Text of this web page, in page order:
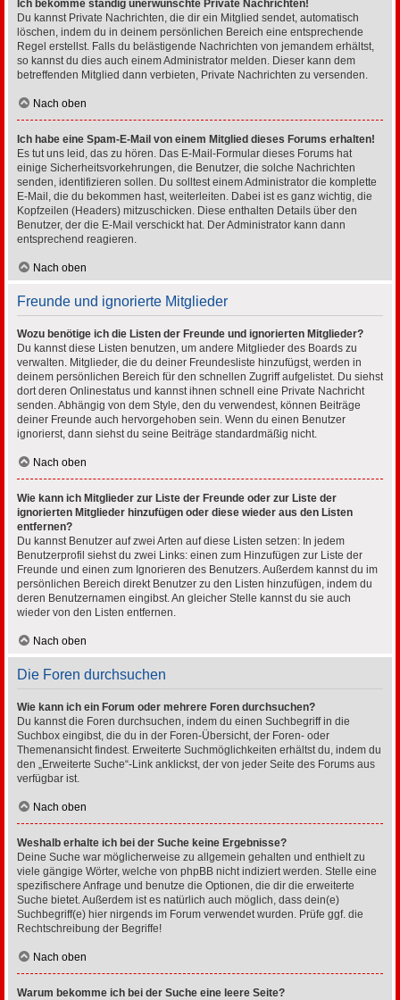
Ich bekomme ständig unerwünschte Private Nachrichten!
Du kannst Private Nachrichten, die dir ein Mitglied sendet, automatisch
löschen, indem du in deinem persönlichen Bereich eine entsprechende
Regel erstellst. Falls du belästigende Nachrichten von jemandem erhältst,
so kannst du dies auch einem Administrator melden. Dieser kann dem
betreffenden Mitglied dann verbieten, Private Nachrichten zu versenden.
Nach oben
Ich habe eine Spam-E-Mail von einem Mitglied dieses Forums erhalten!
Es tut uns leid, das zu hören. Das E-Mail-Formular dieses Forums hat
einige Sicherheitsvorkehrungen, die Benutzer, die solche Nachrichten
senden, identifizieren sollen. Du solltest einem Administrator die komplette
E-Mail, die du bekommen hast, weiterleiten. Dabei ist es ganz wichtig, die
Kopfzeilen (Headers) mitzuschicken. Diese enthalten Details über den
Benutzer, der die E-Mail verschickt hat. Der Administrator kann dann
entsprechend reagieren.
Nach oben
Freunde und ignorierte Mitglieder
Wozu benötige ich die Listen der Freunde und ignorierten Mitglieder?
Du kannst diese Listen benutzen, um andere Mitglieder des Boards zu
verwalten. Mitglieder, die du deiner Freundesliste hinzufügst, werden in
deinem persönlichen Bereich für den schnellen Zugriff aufgelistet. Du siehst
dort deren Onlinestatus und kannst ihnen schnell eine Private Nachricht
senden. Abhängig von dem Style, den du verwendest, können Beiträge
deiner Freunde auch hervorgehoben sein. Wenn du einen Benutzer
ignorierst, dann siehst du seine Beiträge standardmäßig nicht.
Nach oben
Wie kann ich Mitglieder zur Liste der Freunde oder zur Liste der
ignorierten Mitglieder hinzufügen oder diese wieder aus den Listen
entfernen?
Du kannst Benutzer auf zwei Arten auf diese Listen setzen: In jedem
Benutzerprofil siehst du zwei Links: einen zum Hinzufügen zur Liste der
Freunde und einen zum Ignorieren des Benutzers. Außerdem kannst du im
persönlichen Bereich direkt Benutzer zu den Listen hinzufügen, indem du
deren Benutzernamen eingibst. An gleicher Stelle kannst du sie auch
wieder von den Listen entfernen.
Nach oben
Die Foren durchsuchen
Wie kann ich ein Forum oder mehrere Foren durchsuchen?
Du kannst die Foren durchsuchen, indem du einen Suchbegriff in die
Suchbox eingibst, die du in der Foren-Übersicht, der Foren- oder
Themenansicht findest. Erweiterte Suchmöglichkeiten erhältst du, indem du
den „Erweiterte Suche“-Link anklickst, der von jeder Seite des Forums aus
verfügbar ist.
Nach oben
Weshalb erhalte ich bei der Suche keine Ergebnisse?
Deine Suche war möglicherweise zu allgemein gehalten und enthielt zu
viele gängige Wörter, welche von phpBB nicht indiziert werden. Stelle eine
spezifischere Anfrage und benutze die Optionen, die dir die erweiterte
Suche bietet. Außerdem ist es natürlich auch möglich, dass dein(e)
Suchbegriff(e) hier nirgends im Forum verwendet wurden. Prüfe ggf. die
Rechtschreibung der Begriffe!
Nach oben
Warum bekomme ich bei der Suche eine leere Seite?